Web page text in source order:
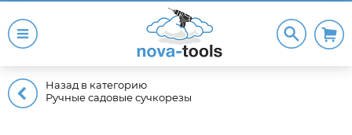
Назад в категорию
Ручные садовые сучкорезы